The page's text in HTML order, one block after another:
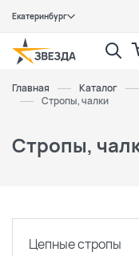
Екатеринбург
Главная Каталог
Стропы, чалки
Стропы,
Цепные стропы